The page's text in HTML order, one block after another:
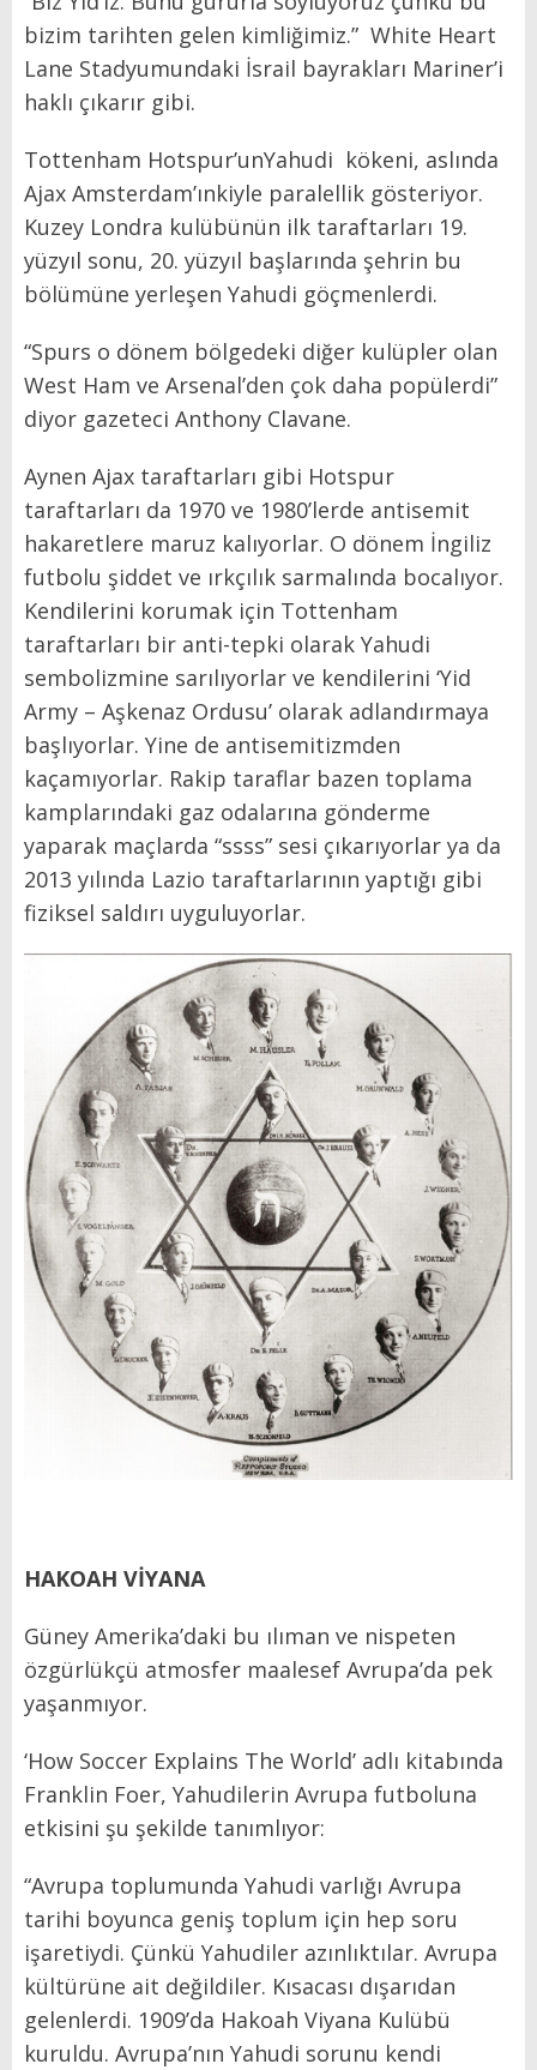
bizim tarihten gelen kimliğimiz.” White Heart
Lane Stadyumundaki İsrail bayrakları Mariner’i
haklı çıkarır gibi.
Tottenham Hotspur’unYahudi kökeni, aslında
Ajax Amsterdam’ınkiyle paralellik gösteriyor.
Kuzey Londra kulübünün ilk taraftarları 19.
yüzyıl sonu, 20. yüzyıl başlarında şehrin bu
bölümüne yerleşen Yahudi göçmenlerdi.
“Spurs o dönem bölgedeki diğer kulüpler olan
West Ham ve Arsenal’den çok daha popülerdi”
diyor gazeteci Anthony Clavane.
Aynen Ajax taraftarları gibi Hotspur
taraftarları da 1970 ve 1980’lerde antisemit
hakaretlere maruz kalıyorlar. O dönem İngiliz
futbolu şiddet ve ırkçılık sarmalında bocalıyor.
Kendilerini korumak için Tottenham
taraftarları bir anti-tepki olarak Yahudi
sembolizmine sarılıyorlar ve kendilerini ‘Yid
Army – Aşkenaz Ordusu’ olarak adlandırmaya
başlıyorlar. Yine de antisemitizmden
kaçamıyorlar. Rakip taraflar bazen toplama
kamplarındaki gaz odalarına gönderme
yaparak maçlarda “ssss” sesi çıkarıyorlar ya da
2013 yılında Lazio taraftarlarının yaptığı gibi
fiziksel saldırı uyguluyorlar.
HAKOAH VİYANA
Güney Amerika’daki bu ılıman ve nispeten
özgürlükçü atmosfer maalesef Avrupa’da pek
yaşanmıyor.
‘How Soccer Explains The World’ adlı kitabında
Franklin Foer, Yahudilerin Avrupa futboluna
etkisini şu şekilde tanımlıyor:
“Avrupa toplumunda Yahudi varlığı Avrupa
tarihi boyunca geniş toplum için hep soru
işaretiydi. Çünkü Yahudiler azınlıktılar. Avrupa
kültürüne ait değildiler. Kısacası dışarıdan
gelenlerdi. 1909’da Hakoah Viyana Kulübü
kuruldu. Avrupa’nın Yahudi sorunu kendi